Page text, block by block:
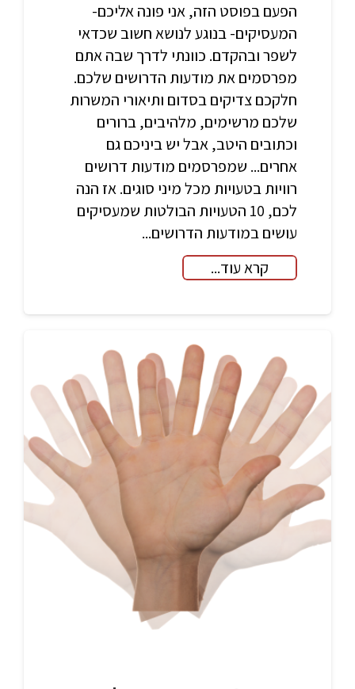
הפעם בפוסט הזה, אני פונה אליכם-
המעסיקים- בנוגע לנושא חשוב שכדאי
לשפר ובהקדם. כוונתי לדרך שבה אתם
מפרסמים את מודעות הדרושים שלכם.
חלקכם צדיקים בסדום ותיאורי המשרות
שלכם מרשימים, מלהיבים, ברורים
וכתובים היטב, אבל יש ביניכם גם
אחרים... שמפרסמים מודעות דרושים
רוויות בטעויות מכל מיני סוגים. אז הנה
לכם, 10 הטעויות הבולטות שמעסיקים
עושים במודעות הדרושים...
קרא עוד...